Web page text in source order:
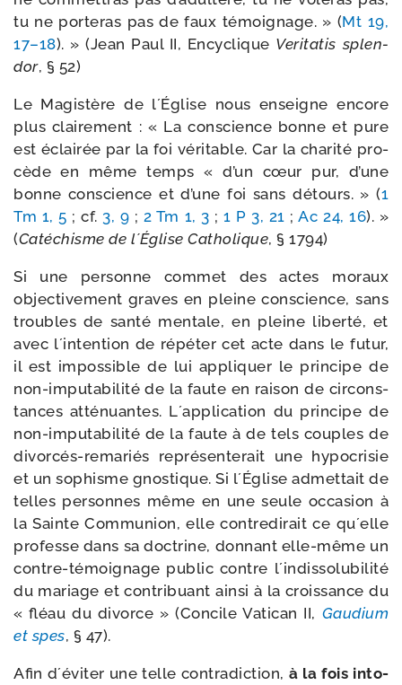
tu ne por­te­ras pas de faux témoi­gnage. » (Mt 19,
17–18). » (Jean Paul II, Encyclique Veritatis splen­
dor, § 52)
Le Magistère de l´Église nous enseigne encore
plus clai­re­ment : « La conscience bonne et pure
est éclai­rée par la foi véri­table. Car la cha­ri­té pro­
cède en même temps « d’un cœur pur, d’une
bonne conscience et d’une foi sans détours. » (1
Tm 1, 5 ; cf. 3, 9 ; 2 Tm 1, 3 ;1 P 3, 21 ;Ac 24, 16). »
(Catéchisme de l´Église Catholique, § 1794)
Si une per­sonne com­met des actes moraux
objec­ti­ve­ment graves en pleine conscience, sans
troubles de san­té men­tale, en pleine liber­té, et
avec l´intention de répé­ter cet acte dans le futur,
il est impos­sible de lui appli­quer le prin­cipe de
non-​imputabilité de la faute en rai­son de cir­cons­
tances atté­nuantes. L´application du prin­cipe de
non-​imputabilité de la faute à de tels couples de
divorcés-​remariés repré­sen­te­rait une hypo­cri­sie
et un sophisme gnos­tique. Si l´Église admet­tait de
telles per­sonnes même en une seule occa­sion à
la Sainte Communion, elle contre­di­rait ce qu´elle
pro­fesse dans sa doc­trine, don­nant elle-​même un
contre-​témoignage public contre l´indissolubilité
du mariage et contri­buant ain­si à la crois­sance du
« fléau du divorce » (Concile Vatican II, Gaudium
et spes, § 47).
Afin d´éviter une telle contra­dic­tion, à la fois into­